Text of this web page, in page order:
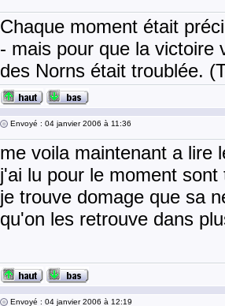
Chaque moment était
- mais pour que la victoire
des Norns était troublée.
Envoyé : 04 janvier 2006 à 11:36
me voila maintenant a lire
j'ai lu pour le moment
je trouve domage que sa
qu'on les retrouve dans
Envoyé : 04 janvier 2006 à 12:19